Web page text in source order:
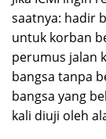
saatnya: hadir
untuk korban
perumus jalan
bangsa tanpa
bangsa yang
kali diuji oleh